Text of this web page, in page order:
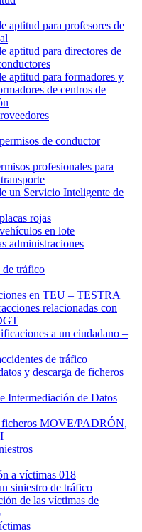
aptitud para profesores de
aptitud para directores de
aptitud para formadores y
de centros de
de conductor
profesionales para
un Servicio Inteligente de
rojas
en lote
administraciones
de tráfico
en TEU – TESTRA
relacionadas con
a un ciudadano –
de tráfico
y descarga de ficheros
Intermediación de Datos
ficheros MOVE/PADRÓN,
a víctimas 018
siniestro de tráfico
de las víctimas de